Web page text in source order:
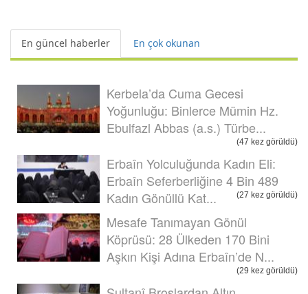
En güncel haberler En çok okunan
Kerbela’da Cuma Gecesi
Yoğunluğu: Binlerce Mümin Hz.
Ebulfazl Abbas (a.s.) Türbe...
(47 kez görüldü)
Erbaîn Yolculuğunda Kadın Eli:
Erbaîn Seferberliğine 4 Bin 489
Kadın Gönüllü Kat...
(27 kez görüldü)
Mesafe Tanımayan Gönül
Köprüsü: 28 Ülkeden 170 Bini
Aşkın Kişi Adına Erbaîn’de N...
(29 kez görüldü)